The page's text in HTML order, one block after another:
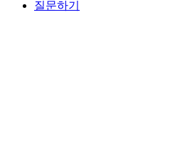
질문하기